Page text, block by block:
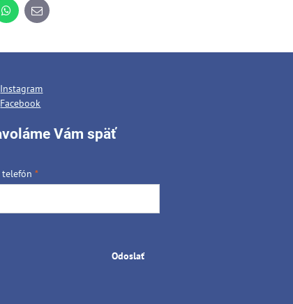
WhatsApp
E-
mail
Instagram
Facebook
Vám späť
telefón*
Odoslať